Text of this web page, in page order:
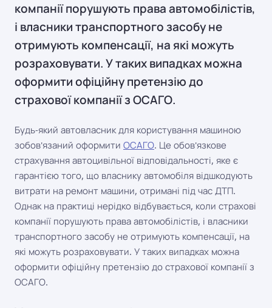
компанії порушують права автомобілістів,
і власники транспортного засобу не
отримують компенсації, на які можуть
розраховувати. У таких випадках можна
оформити офіційну претензію до
страхової компанії з ОСАГО.
Будь-який автовласник для користування машиною
зобов'язаний оформити ОСАГО. Це обов'язкове
страхування автоцивільної відповідальності, яке є
гарантією того, що власнику автомобіля відшкодують
витрати на ремонт машини, отримані під час ДТП.
Однак на практиці нерідко відбувається, коли страхові
компанії порушують права автомобілістів, і власники
транспортного засобу не отримують компенсації, на
які можуть розраховувати. У таких випадках можна
оформити офіційну претензію до страхової компанії з
ОСАГО.